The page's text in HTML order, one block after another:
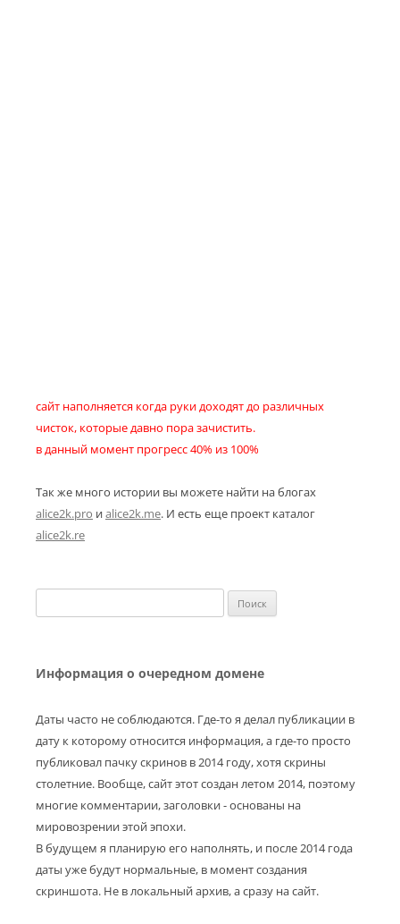
сайт наполняется когда руки доходят до различных
чисток, которые давно пора зачистить.
в данный момент прогресс 40% из 100%
Так же много истории вы можете найти на блогах
alice2k.pro иalice2k.me. И есть еще проект каталог
alice2k.re
Информация о очередном домене
Даты часто не соблюдаются. Где-то я делал публикации в
дату к которому относится информация, а где-то просто
публиковал пачку скринов в 2014 году, хотя скрины
столетние. Вообще, сайт этот создан летом 2014, поэтому
многие комментарии, заголовки - основаны на
мировозрении этой эпохи.
В будущем я планирую его наполнять, и после 2014 года
даты уже будут нормальные, в момент создания
скриншота. Не в локальный архив, а сразу на сайт.